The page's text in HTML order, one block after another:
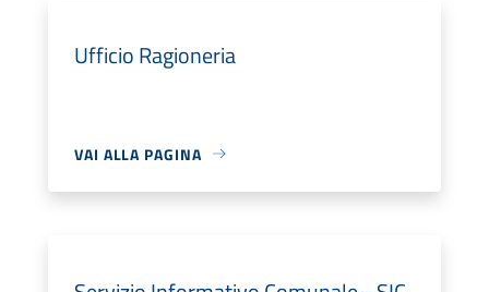
Ufficio Ragioneria
VAI ALLA PAGINA